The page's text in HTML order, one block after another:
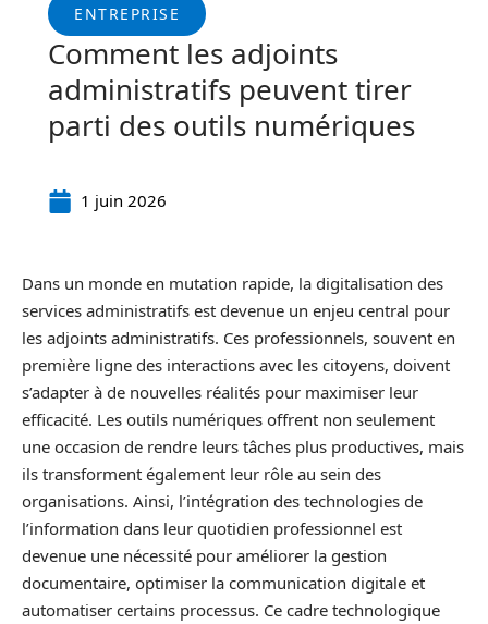
ENTREPRISE
Comment les adjoints
administratifs peuvent tirer
parti des outils numériques
1 juin 2026
Dans un monde en mutation rapide, la digitalisation des
services administratifs est devenue un enjeu central pour
les adjoints administratifs. Ces professionnels, souvent en
première ligne des interactions avec les citoyens, doivent
s’adapter à de nouvelles réalités pour maximiser leur
efficacité. Les outils numériques offrent non seulement
une occasion de rendre leurs tâches plus productives, mais
ils transforment également leur rôle au sein des
organisations. Ainsi, l’intégration des technologies de
l’information dans leur quotidien professionnel est
devenue une nécessité pour améliorer la gestion
documentaire, optimiser la communication digitale et
automatiser certains processus. Ce cadre technologique